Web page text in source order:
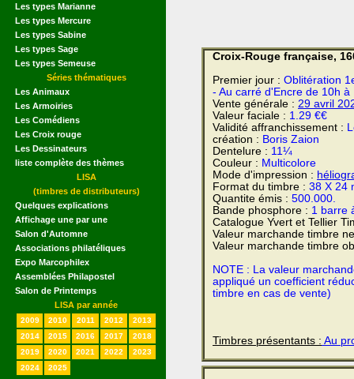
Les types Marianne
Les types Mercure
Les types Sabine
Les types Sage
Les types Semeuse
Séries thématiques
Les Animaux
Les Armoiries
Les Comédiens
Les Croix rouge
Les Dessinateurs
liste complète des thèmes
LISA
(timbres de distributeurs)
Quelques explications
Affichage une par une
Salon d'Automne
Associations philatéliques
Expo Marcophilex
Assemblées Philapostel
Salon de Printemps
LISA par année
2009 2010 2011 2012
2013
2014
2015 2016 2017
2018
2019
2020 2021 2022
2023
2024
2025
Croix-Rouge française,
Premier jour : Oblitération
- Au carré d'Encre de 10h
Vente générale : 29 avril
Valeur faciale : 1.29 €€
Validité affranchissement :
création : Boris Zaion
Dentelure : 11¼
Couleur : Multicolore
Mode d'impression :
Format du timbre : 38 X 24
Quantite émis : 500.000.
Bande phosphore : 1 barre
Catalogue Yvert et Tellier
Valeur marchande timbre
Valeur marchande timbre
NOTE : La valeur
appliqué un coefficient
timbre en cas de vente)
Timbres présentants : Au